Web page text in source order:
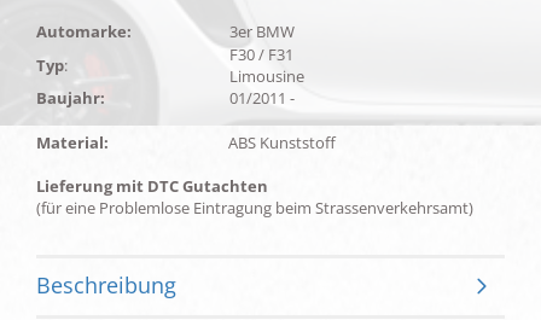
Automarke:
3er BMW
Typ:
F30 / F31
Limousine
Baujahr:
01/2011 -
Material:
ABS Kunststoff
Lieferung mit DTC Gutachten
(für eine Problemlose Eintragung beim Strassenverkehrsamt)
Beschreibung